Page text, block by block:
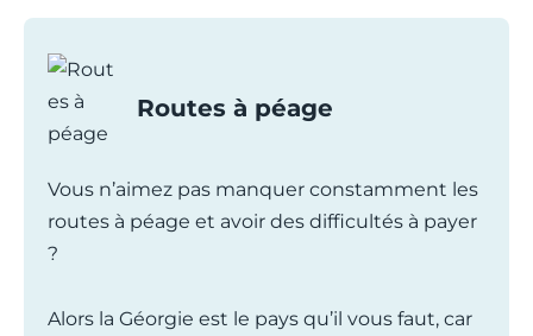
Routes à péage
Vous n’aimez pas manquer constamment les
routes à péage et avoir des difficultés à payer
?
Alors la Géorgie est le pays qu’il vous faut, car